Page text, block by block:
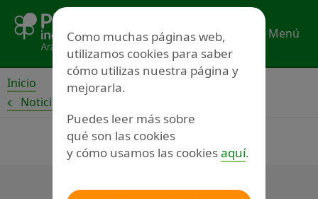
contenido
Menú
Inicio
Noticias
Como muchas páginas web,
utilizamos cookies para saber
cómo utilizas nuestra página y
mejorarla.
Puedes leer más sobre
qué son las cookies
y cómo usamos las cookiesaquí.